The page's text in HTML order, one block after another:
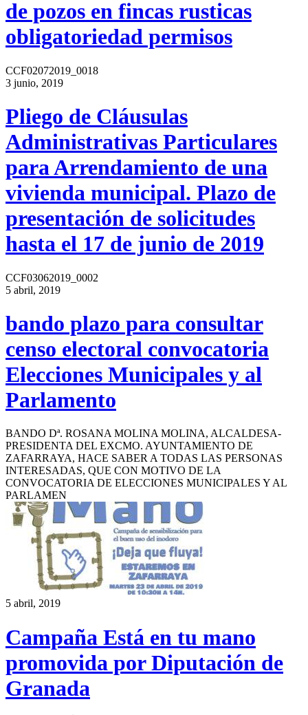
de pozos en fincas rusticas
obligatoriedad permisos
CCF02072019_0018
3 junio, 2019
Pliego de Cláusulas
Administrativas Particulares
para Arrendamiento de una
vivienda municipal. Plazo de
presentación de solicitudes
hasta el 17 de junio de 2019
CCF03062019_0002
5 abril, 2019
bando plazo para consultar
censo electoral convocatoria
Elecciones Municipales y al
Parlamento
BANDO Dª. ROSANA MOLINA MOLINA, ALCALDESA-
PRESIDENTA DEL EXCMO. AYUNTAMIENTO DE
ZAFARRAYA, HACE SABER A TODAS LAS PERSONAS
INTERESADAS, QUE CON MOTIVO DE LA
CONVOCATORIA DE ELECCIONES MUNICIPALES Y AL
PARLAMEN
5 abril, 2019
Campaña Está en tu mano
promovida por Diputación de
Granada